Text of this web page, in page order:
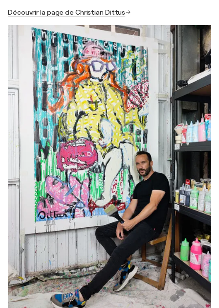
Découvrir la page de Christian Dittus